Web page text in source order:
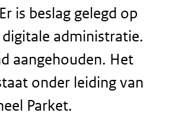
is beslag gelegd op
administratie.
aangehouden. Het
onder leiding van
Parket.